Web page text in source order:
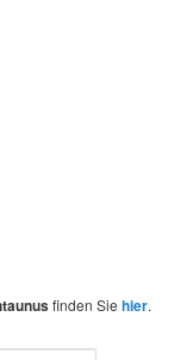
finden Siehier.